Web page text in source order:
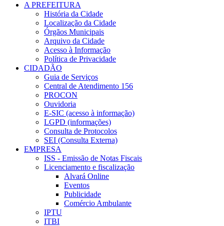
A PREFEITURA
História da Cidade
Localização da Cidade
Órgãos Municipais
Arquivo da Cidade
Acesso à Informação
Política de Privacidade
CIDADÃO
Guia de Serviços
Central de Atendimento 156
PROCON
Ouvidoria
E-SIC (acesso à informação)
LGPD (informações)
Consulta de Protocolos
SEI (Consulta Externa)
EMPRESA
ISS - Emissão de Notas Fiscais
Licenciamento e fiscalização
Alvará Online
Eventos
Publicidade
Comércio Ambulante
IPTU
ITBI